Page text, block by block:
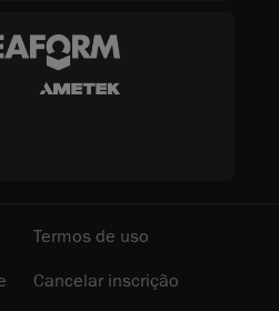
Termos de uso
Cancelar inscrição